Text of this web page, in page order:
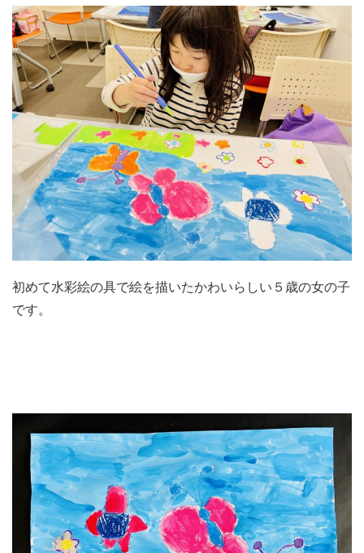
初めて水彩絵の具で絵を描いたかわいらしい５歳の女の子
です。